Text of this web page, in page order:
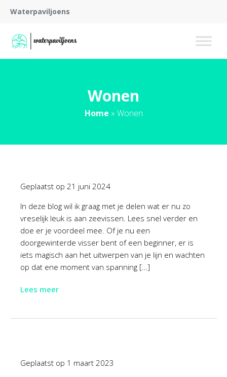
Waterpaviljoens
Wonen
Home » Wonen
Geplaatst op 21 juni 2024
In deze blog wil ik graag met je delen wat er nu zo
vreselijk leuk is aan zeevissen. Lees snel verder en
doe er je voordeel mee. Of je nu een
doorgewinterde visser bent of een beginner, er is
iets magisch aan het uitwerpen van je lijn en wachten
op dat ene moment van spanning […]
Lees meer
Geplaatst op 1 maart 2023